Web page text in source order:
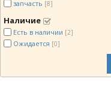
запчасть [8]
Наличие
Есть в наличии [2]
Ожидается [0]